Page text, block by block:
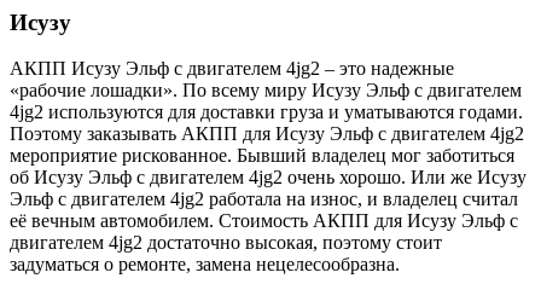
Исузу
АКПП Исузу Эльф с двигателем 4jg2 – это надежные
«рабочие лошадки». По всему миру Исузу Эльф с двигателем
4jg2 используются для доставки груза и уматываются годами.
Поэтому заказывать АКПП для Исузу Эльф с двигателем 4jg2
мероприятие рискованное. Бывший владелец мог заботиться
об Исузу Эльф с двигателем 4jg2 очень хорошо. Или же Исузу
Эльф с двигателем 4jg2 работала на износ, и владелец считал
её вечным автомобилем. Стоимость АКПП для Исузу Эльф с
двигателем 4jg2 достаточно высокая, поэтому стоит
задуматься о ремонте, замена нецелесообразна.